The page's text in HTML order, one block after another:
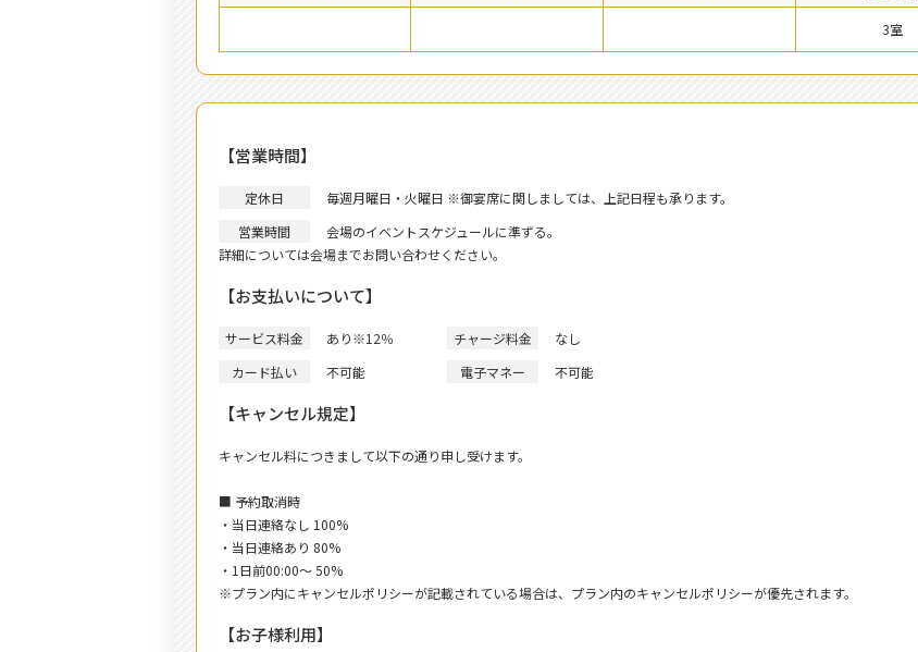
3室
【営業時間】
定休日
毎週月曜日・火曜日 ※御宴席に関しましては、上記日程も承ります。
営業時間
会場のイベントスケジュールに準ずる。
詳細については会場までお問い合わせください。
【お支払いについて】
サービス料金 あり※12％ チャージ料金
なし
カード払い
不可能 電子マネー 不可能
【キャンセル規定】
キャンセル料につきまして以下の通り申し受けます。
■ 予約取消時
・当日連絡なし 100%
・当日連絡あり 80%
・1日前00:00〜 50%
※プラン内にキャンセルポリシーが記載されている場合は、プラン内のキャンセルポリシーが優先されます。
【お子様利用】